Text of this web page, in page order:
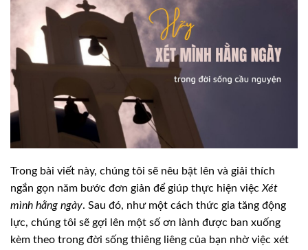
Trong bài viết này, chúng tôi sẽ nêu bật lên và giải thích
ngắn gọn năm bước đơn giản để giúp thực hiện việc Xét
mình hằng ngày. Sau đó, như một cách thức gia tăng động
lực, chúng tôi sẽ gợi lên một số ơn lành được ban xuống
kèm theo trong đời sống thiêng liêng của bạn nhờ việc xét